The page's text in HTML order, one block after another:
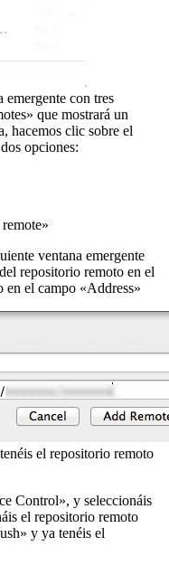
emergente con tres
que mostrará un
hacemos clic sobre el
opciones:
ventana emergente
repositorio remoto en el
el campo «Address»
el repositorio remoto
Control», y seleccionáis
el repositorio remoto
y ya tenéis el